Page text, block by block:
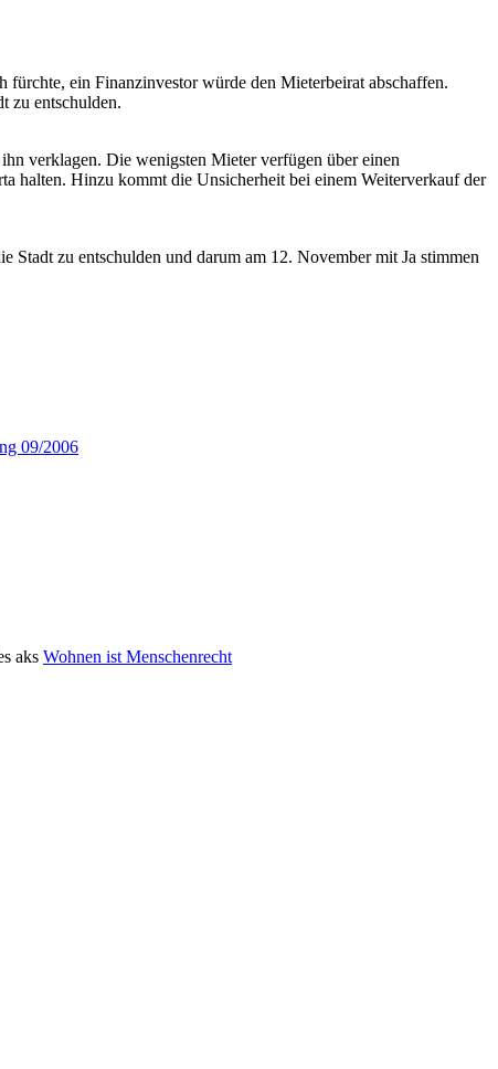
ein Finanzinvestor würde den Mieterbeirat abschaffen.
zu entschulden.
verklagen. Die wenigsten Mieter verfügen über einen
halten. Hinzu kommt die Unsicherheit bei einem Weiterverkauf der
Stadt zu entschulden und darum am 12. November mit Ja stimmen
09/2006
aks Wohnen ist Menschenrecht